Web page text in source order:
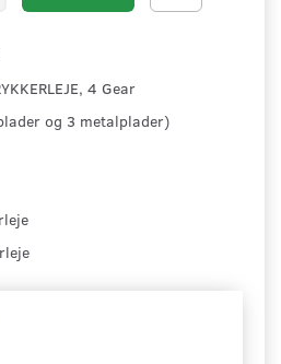
4 Gear
og 3 metalplader)